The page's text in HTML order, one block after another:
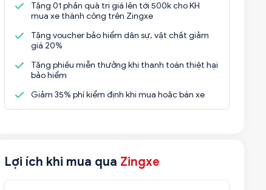
Tặng 01 phần quà trị giá lên tới 500k cho KH
mua xe thành công trên Zingxe
Tặng voucher bảo hiểm dân sự, vật chất giảm
giá 20%
Tặng phiếu miễn thưởng khi thanh toán thiệt hại
bảo hiểm
Giảm 35% phí kiểm định khi mua hoặc bán xe
Lợi ích khi mua qua Zingxe